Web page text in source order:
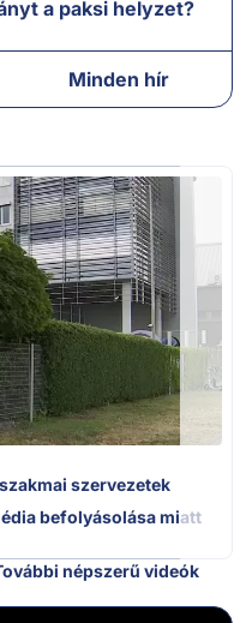
a paksi helyzet?
Minden hír
szervezetek
befolyásolása miatt
népszerű videók